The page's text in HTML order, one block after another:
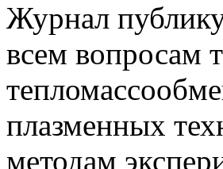
Журнал
всем вопросам
плазменных
методам